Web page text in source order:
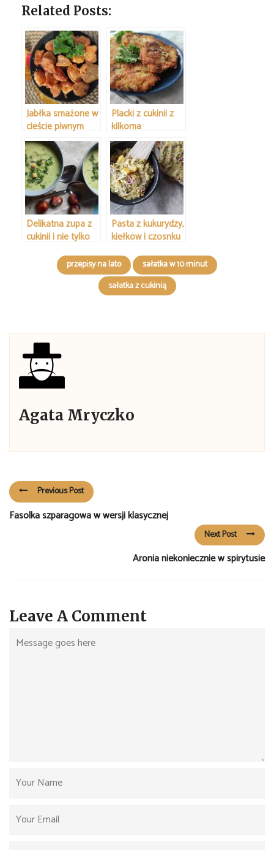
Related Posts:
Jabłka smażone w
cieście piwnym
Placki z cukinii z
kilkoma
dodatkami
Delikatna zupa z
cukinii i nie tylko
Pasta z kukurydzy,
kiełków i czosnku
przepisy na lato
sałatka w 10 minut
sałatka z cukinią
Agata Mryczko
Previous Post
Fasolka szparagowa w wersji klasycznej
Next Post
Aronia niekoniecznie w spirytusie
Leave A Comment